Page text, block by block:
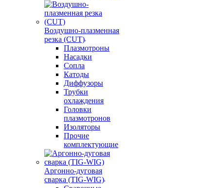
Воздушно-плазменная
резка (CUT)
Плазмотроны
Насадки
Сопла
Катоды
Диффузоры
Трубки
охлаждения
Головки
плазмотронов
Изоляторы
Прочие
комплектующие
Аргонно-дуговая
сварка (TIG-WIG)